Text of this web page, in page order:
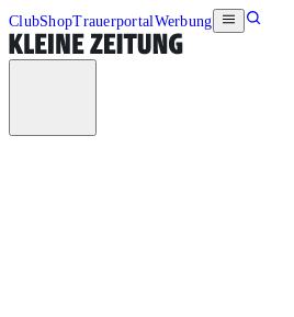
ClubShopTrauerportalWerbung